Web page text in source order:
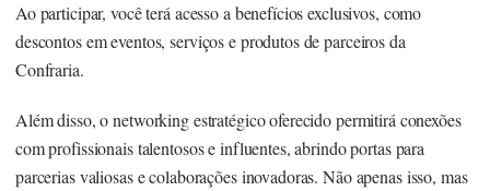
Ao participar, você terá acesso a benefícios exclusivos, como
descontos em eventos, serviços e produtos de parceiros da
Confraria.
Além disso, o networking estratégico oferecido permitirá conexões
com profissionais talentosos e influentes, abrindo portas para
parcerias valiosas e colaborações inovadoras. Não apenas isso, mas